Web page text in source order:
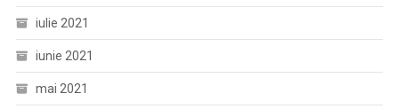
iulie 2021
iunie 2021
mai 2021